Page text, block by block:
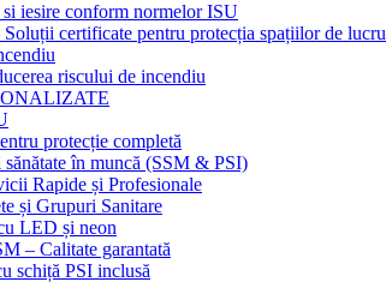
iesire conform normelor ISU
certificate pentru protecția spațiilor de lucru
riscului de incendiu
protecție completă
în muncă (SSM & PSI)
Rapide și Profesionale
și Grupuri Sanitare
LED și neon
– Calitate garantată
schiță PSI inclusă